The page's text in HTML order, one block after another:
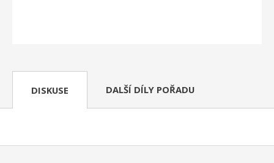
DISKUSE DALŠÍ DÍLY POŘADU